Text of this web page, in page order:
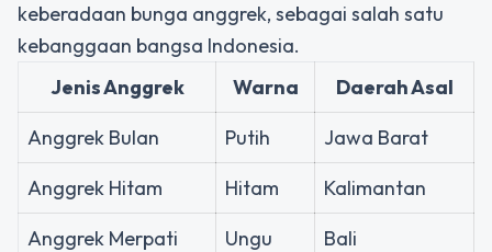
keberadaan bunga anggrek, sebagai salah satu
kebanggaan bangsa Indonesia.
Jenis Anggrek
Warna
Daerah Asal
Anggrek Bulan
Putih
Jawa Barat
Anggrek Hitam
Hitam
Kalimantan
Anggrek Merpati
Ungu Bali